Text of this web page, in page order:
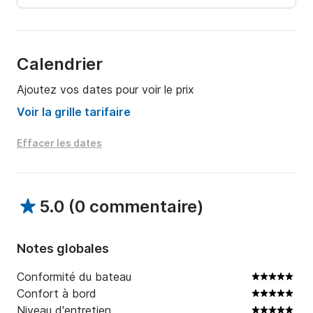
- mouvements, amarrages dans d'autres ports
- jet ski : 250€/jour (Un permis valide doit être
présenté pour louer un jet ski)
Calendrier
Ajoutez vos dates pour voir le prix
Voir la grille tarifaire
Effacer les dates
5.0 (0 commentaire)
Notes globales
Conformité du bateau
Confort à bord